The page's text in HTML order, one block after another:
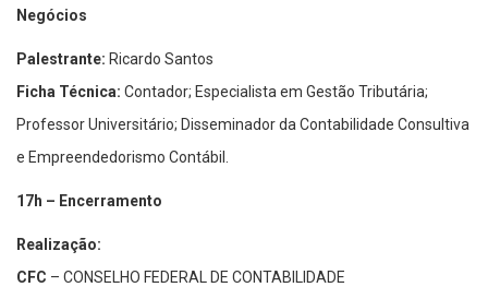
Negócios
Palestrante: Ricardo Santos
Ficha Técnica: Contador; Especialista em Gestão Tributária;
Professor Universitário; Disseminador da Contabilidade Consultiva
e Empreendedorismo Contábil.
17h – Encerramento
Realização:
CFC – CONSELHO FEDERAL DE CONTABILIDADE